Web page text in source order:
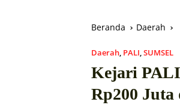
Beranda Daerah
Daerah, PALI,SUMSEL
Kejari PALI
Rp200 Juta